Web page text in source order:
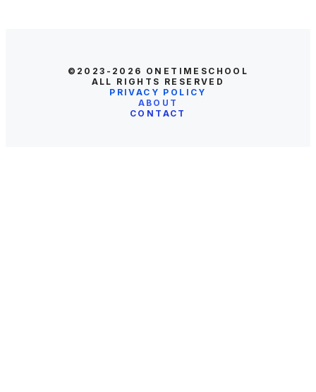
©2023-2026 ONETIMESCHOOL
ALL RIGHTS RESERVED
PRIVACY POLICY
ABOUT
CONTACT